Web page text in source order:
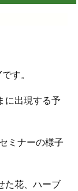
す。
に出現する予
ミナーの様子
た花、ハーブ